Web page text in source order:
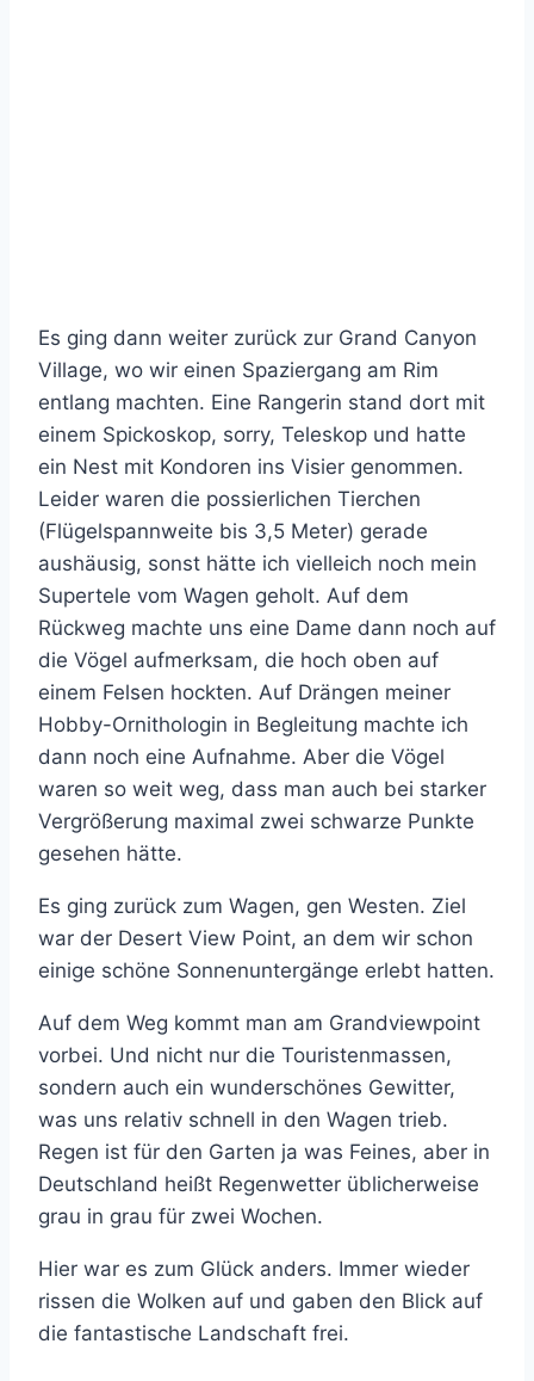
Es ging dann weiter zurück zur Grand Canyon
Village, wo wir einen Spaziergang am Rim
entlang machten. Eine Rangerin stand dort mit
einem Spickoskop, sorry, Teleskop und hatte
ein Nest mit Kondoren ins Visier genommen.
Leider waren die possierlichen Tierchen
(Flügelspannweite bis 3,5 Meter) gerade
aushäusig, sonst hätte ich vielleich noch mein
Supertele vom Wagen geholt. Auf dem
Rückweg machte uns eine Dame dann noch auf
die Vögel aufmerksam, die hoch oben auf
einem Felsen hockten. Auf Drängen meiner
Hobby-Ornithologin in Begleitung machte ich
dann noch eine Aufnahme. Aber die Vögel
waren so weit weg, dass man auch bei starker
Vergrößerung maximal zwei schwarze Punkte
gesehen hätte.
Es ging zurück zum Wagen, gen Westen. Ziel
war der Desert View Point, an dem wir schon
einige schöne Sonnenuntergänge erlebt hatten.
Auf dem Weg kommt man am Grandviewpoint
vorbei. Und nicht nur die Touristenmassen,
sondern auch ein wunderschönes Gewitter,
was uns relativ schnell in den Wagen trieb.
Regen ist für den Garten ja was Feines, aber in
Deutschland heißt Regenwetter üblicherweise
grau in grau für zwei Wochen.
Hier war es zum Glück anders. Immer wieder
rissen die Wolken auf und gaben den Blick auf
die fantastische Landschaft frei.